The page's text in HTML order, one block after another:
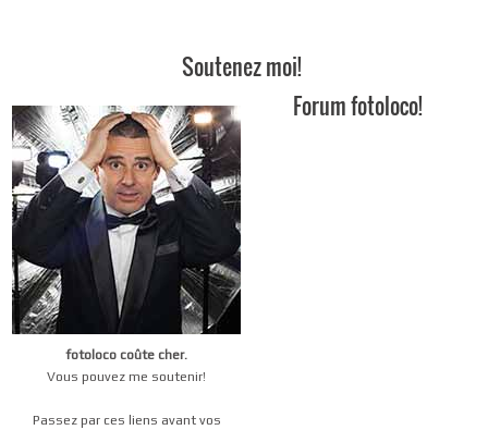
Soutenez moi!
fotoloco coûte cher.
Vous pouvez me soutenir!
Passez par ces liens avant vos
Forum fotoloco!